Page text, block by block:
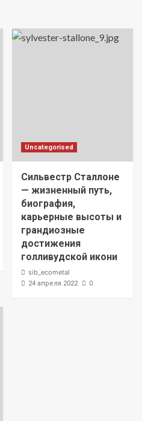
Uncategorised
Сильвестр Сталлоне
— жизненный путь,
биография,
карьерные высоты и
грандиозные
достижения
голливудской икони
sib_ecometal
24 апреля 2022 0